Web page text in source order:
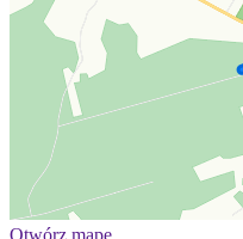
Otwórz mapę